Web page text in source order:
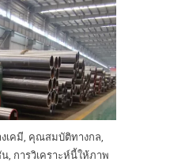
เคมี, คุณสมบัติทางกล,
, การวิเคราะห์นี้ให้ภาพ